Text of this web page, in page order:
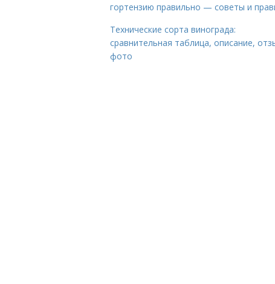
гортензию правильно — советы и
Технические сорта винограда:
сравнительная таблица, описание,
фото